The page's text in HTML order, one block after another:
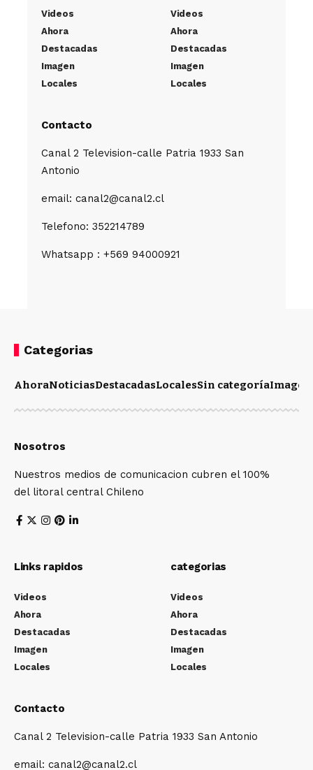
Videos
Ahora
Destacadas
Imagen
Locales
Videos
Ahora
Destacadas
Imagen
Locales
Contacto
Canal 2 Television-calle Patria 1933 San
Antonio
email: canal2@canal2.cl
Telefono: 352214789
Whatsapp : +569 94000921
Categorias
AhoraNoticiasDestacadasLocalesSin categoríaImagen
Nosotros
Nuestros medios de comunicacion cubren el 100%
del litoral central Chileno
Links rapidos
Videos
Ahora
Destacadas
Imagen
Locales
categorias
Videos
Ahora
Destacadas
Imagen
Locales
Contacto
Canal 2 Television-calle Patria 1933 San Antonio
email: canal2@canal2.cl